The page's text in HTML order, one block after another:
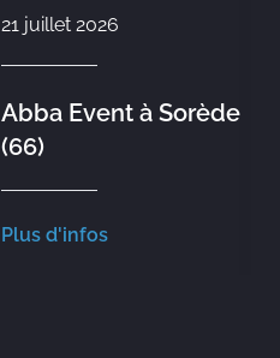
21 juillet 2026
Abba Event à Sorède
(66)
Plus d'infos